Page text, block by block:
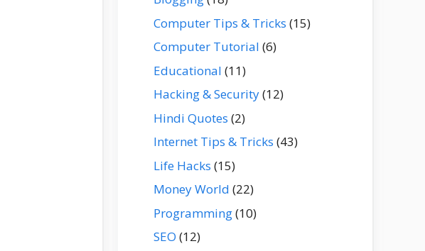
Computer Tips & Tricks (15)
Computer Tutorial (6)
Educational (11)
Hacking & Security(12)
Hindi Quotes (2)
Internet Tips & Tricks (43)
Life Hacks (15)
Money World (22)
Programming(10)
SEO (12)